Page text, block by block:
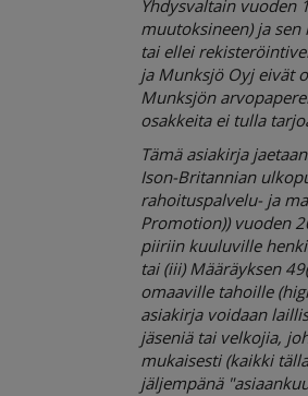
Yhdysvaltain vuoden
muutoksineen) ja
tai ellei
ja Munksjö Oyj eivät
Munksjön
osakkeita ei tulla
Tämä asiakirja
Ison-Britannian
rahoituspalvelu- ja
Promotion)) vuoden
piiriin kuuluville
tai (iii) Määräyksen
omaaville tahoille
asiakirja voidaan
jäseniä tai velkojia,
mukaisesti (kaikki
jäljempänä